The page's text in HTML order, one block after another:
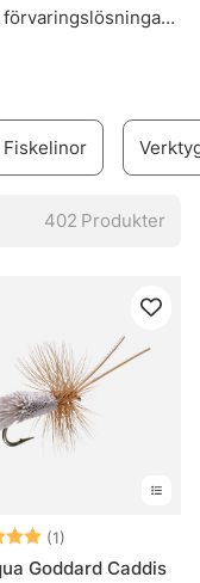
till erfaren.
Fiskelinor
402 Produkter
(1)
Goddard Caddis